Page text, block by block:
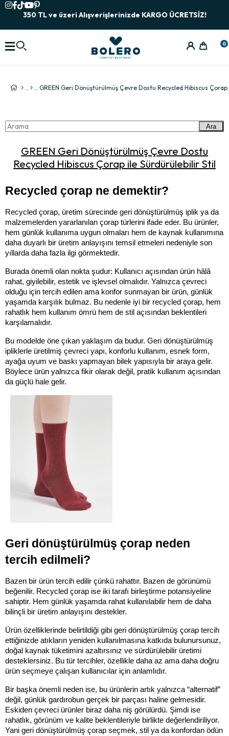
350 TL ve üzeri Alışverişlerinizde KARGO ÜCRETSİZ!
0
Ara
GREEN Geri Dönüştürülmüş Çevre Dostu
Recycled Hibiscus Çorap ile Sürdürülebilir Stil
Recycled çorap ne demektir?
Recycled çorap, üretim sürecinde geri dönüştürülmüş iplik ya da
malzemelerden yararlanılan çorap türlerini ifade eder. Bu ürünler,
hem günlük kullanıma uygun olmaları hem de kaynak kullanımına
daha duyarlı bir üretim anlayışını temsil etmeleri nedeniyle son
yıllarda daha fazla ilgi görmektedir.
Burada önemli olan nokta şudur: Kullanıcı açısından ürün hâlâ
rahat, giyilebilir, estetik ve işlevsel olmalıdır. Yalnızca çevreci
olduğu için tercih edilen ama konfor sunmayan bir ürün, günlük
yaşamda karşılık bulmaz. Bu nedenle iyi bir recycled çorap, hem
rahatlık hem kullanım ömrü hem de stil açısından beklentileri
karşılamalıdır.
Bu modelde öne çıkan yaklaşım da budur. Geri dönüştürülmüş
ipliklerle üretilmiş çevreci yapı, konforlu kullanım, esnek form,
ayağa uyum ve baskı yapmayan bilek yapısıyla bir araya gelir.
Böylece ürün yalnızca fikir olarak değil, pratik kullanım açısından
da güçlü hale gelir.
Geri dönüştürülmüş çorap neden
tercih edilmeli?
Bazen bir ürün tercih edilir çünkü rahattır. Bazen de görünümü
beğenilir. Recycled çorap ise iki tarafı birleştirme potansiyeline
sahiptir. Hem günlük yaşamda rahat kullanılabilir hem de daha
bilinçli bir üretim anlayışını destekler.
Ürün özelliklerinde belirtildiği gibi geri dönüştürülmüş çorap tercih
ettiğinizde atıkların yeniden kullanılmasına katkıda bulunursunuz,
doğal kaynak tüketimini azaltırsınız ve sürdürülebilir üretimi
desteklersiniz. Bu tür tercihler, özellikle daha az ama daha doğru
ürün seçmeye çalışan kullanıcılar için anlamlıdır.
Bir başka önemli neden ise, bu ürünlerin artık yalnızca “alternatif”
değil, günlük gardırobun gerçek bir parçası haline gelmesidir.
Eskiden çevreci ürünler biraz daha niş görülürdü. Şimdi ise
rahatlık, görünüm ve kalite beklentileriyle birlikte değerlendiriliyor.
Yani geri dönüştürülmüş çorap seçmek, stil ya da konfordan ödün